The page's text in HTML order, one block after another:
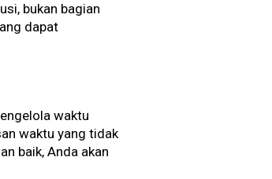
bukan bagian
dapat
waktu
waktu yang tidak
baik, Anda akan